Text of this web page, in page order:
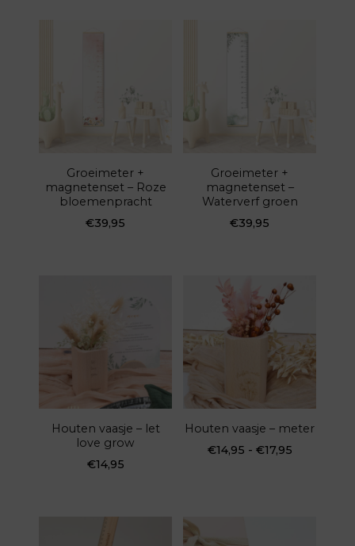
Groeimeter +
magnetenset – Roze
bloemenpracht
€39,95
Groeimeter +
magnetenset –
Waterverf groen
€39,95
Houten vaasje – let
love grow
€14,95
Houten vaasje – meter
€14,95 - €17,95